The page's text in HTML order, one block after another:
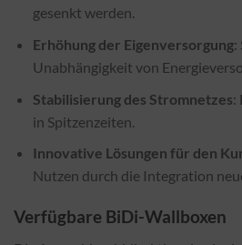
gesenkt werden.
Erhöhung der Eigenversorgung:
Unabhängigkeit von
Stabilisierung des Stromnetzes:
in Spitzenzeiten.
Innovative Lösungen für den
Nutzen durch die Integration
Verfügbare BiDi-Wallboxen